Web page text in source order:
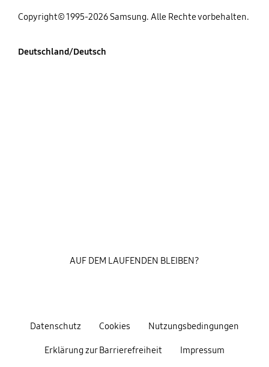
Copyright© 1995-2026 Samsung. Alle Rechte vorbehalten.
Deutschland/Deutsch
Datenschutz Cookies Nutzungsbedingungen
Erklärung zur Barrierefreiheit Impressum
AUF DEM LAUFENDEN BLEIBEN?